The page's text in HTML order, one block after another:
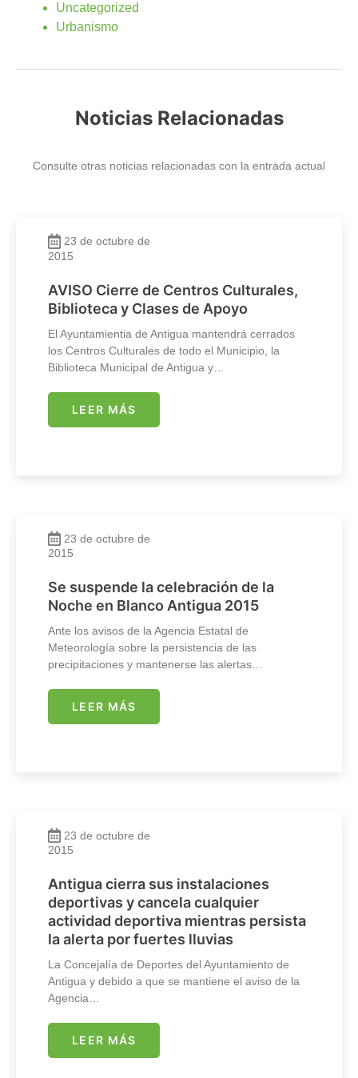
Uncategorized
Urbanismo
Noticias Relacionadas
Consulte otras noticias relacionadas con la entrada actual
23 de octubre de
2015
AVISO Cierre de Centros Culturales,
Biblioteca y Clases de Apoyo
El Ayuntamientia de Antigua mantendrá cerrados
los Centros Culturales de todo el Municipio, la
Biblioteca Municipal de Antigua y…
LEER MÁS
23 de octubre de
2015
Se suspende la celebración de la
Noche en Blanco Antigua 2015
Ante los avisos de la Agencia Estatal de
Meteorología sobre la persistencia de las
precipitaciones y mantenerse las alertas…
LEER MÁS
23 de octubre de
2015
Antigua cierra sus instalaciones
deportivas y cancela cualquier
actividad deportiva mientras persista
la alerta por fuertes lluvias
La Concejalía de Deportes del Ayuntamiento de
Antigua y debido a que se mantiene el aviso de la
Agencia…
LEER MÁS